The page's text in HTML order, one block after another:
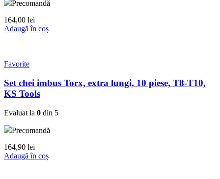
Precomandă
164,00 lei
Adaugă în coș
Favorite
Set chei imbus Torx, extra lungi, 10 piese, T8-T10,
KS Tools
Evaluat la 0 din 5
Precomandă
164,90 lei
Adaugă în coș